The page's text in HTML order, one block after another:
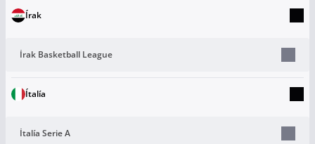
Írak
Írak Basketball League
Ítalía
Ítalía Serie A